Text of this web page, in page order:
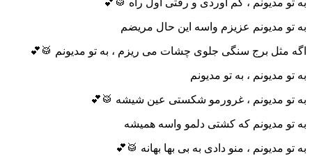
به تو مدیونم عزیزم واسه این حال مریضم
اگه مثل برج سنگی جلوی چشات می ریزم ، به تو مدیونم 🥁💕
به تو مدیونم ، به تو مدیونم
به تو مدیونم ، غرورمو شکستی عین شیشه 🥁💕
به تو مدیونم که کشتی دلمو واسه همیشه
به تو مدیونم ، منو دادی به بی بها بهانه 🥁💕